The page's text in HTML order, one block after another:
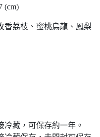
(cm)
香荔枝、蜜桃烏龍、鳳梨
冷藏，可保存約一年。